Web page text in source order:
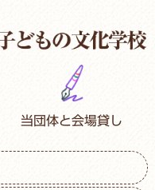
当団体と会場貸し